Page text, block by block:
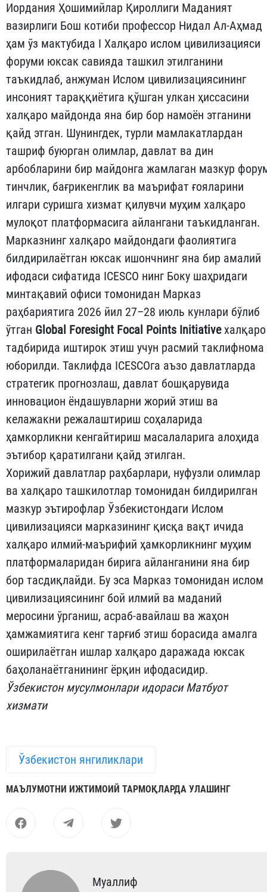
Иордания Ҳошимийлар Қироллиги Маданият
вазирлиги Бош котиби профессор Нидал Ал-Аҳмад
ҳам ўз мактубида I Халқаро ислом цивилизацияси
форуми юксак савияда ташкил этилганини
таъкидлаб, анжуман Ислом цивилизациясининг
инсоният тараққиётига қўшган улкан ҳиссасини
халқаро майдонда яна бир бор намоён этганини
қайд этган. Шунингдек, турли мамлакатлардан
ташриф буюрган олимлар, давлат ва дин
арбобларини бир майдонга жамлаган мазкур
тинчлик, бағрикенглик ва маърифат ғояларини
илгари суришга хизмат қилувчи муҳим халқаро
мулоқот платформасига айлангани таъкидланган.
Марказнинг халқаро майдондаги фаолиятига
билдирилаётган юксак ишончнинг яна бир амалий
ифодаси сифатида ICESCO нинг Боку шаҳридаги
минтақавий офиси томонидан Марказ
раҳбариятига 2026 йил 27–28 июль кунлари бўлиб
ўтган Global Foresight Focal Points Initiativeхалқаро
тадбирида иштирок этиш учун расмий таклифнома
юборилди. Таклифда ICESCOга аъзо давлатларда
стратегик прогнозлаш, давлат бошқарувида
инновацион ёндашувларни жорий этиш ва
келажакни режалаштириш соҳаларида
ҳамкорликни кенгайтириш масалаларига алоҳида
эътибор қаратилгани қайд этилган.
Хорижий давлатлар раҳбарлари, нуфузли олимлар
ва халқаро ташкилотлар томонидан билдирилган
мазкур эътирофлар Ўзбекистондаги Ислом
цивилизацияси марказининг қисқа вақт ичида
халқаро илмий-маърифий ҳамкорликнинг муҳим
платформаларидан бирига айланганини яна бир
бор тасдиқлайди. Бу эса Марказ томонидан ислом
цивилизациясининг бой илмий ва маданий
меросини ўрганиш, асраб-авайлаш ва жаҳон
ҳамжамиятига кенг тарғиб этиш борасида амалга
оширилаётган ишлар халқаро даражада юксак
баҳоланаётганининг ёрқин ифодасидир.
Ўзбекистон мусулмонлари идораси Матбуот
хизмати
Ўзбекистон янгиликлари
МАЪЛУМОТНИ ИЖТИМОИЙ ТАРМОҚЛАРДА УЛАШИНГ
Муаллиф